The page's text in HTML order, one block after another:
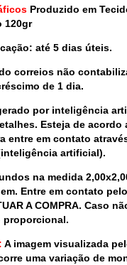
Produzido em
120gr
até 5 dias úteis.
correios não
de 1 dia.
por inteligência
Esteja de
entre em contato
artificial).
na medida
Entre em contato
A COMPRA. Caso
proporcional.
A imagem visualizada
uma variação de